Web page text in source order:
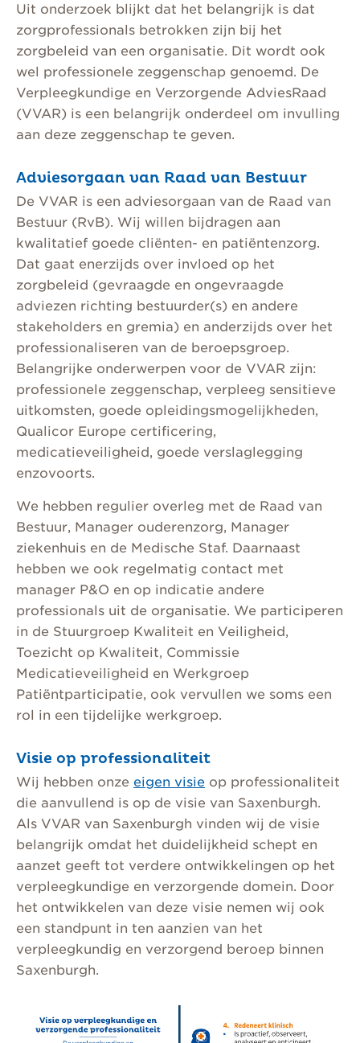
Uit onderzoek blijkt dat het belangrijk is dat
zorgprofessionals betrokken zijn bij het
zorgbeleid van een organisatie. Dit wordt ook
wel professionele zeggenschap genoemd. De
Verpleegkundige en Verzorgende AdviesRaad
(VVAR) is een belangrijk onderdeel om invulling
aan deze zeggenschap te geven.
Adviesorgaan van Raad van Bestuur
De VVAR is een adviesorgaan van de Raad van
Bestuur (RvB). Wij willen bijdragen aan
kwalitatief goede cliënten- en patiëntenzorg.
Dat gaat enerzijds over invloed op het
zorgbeleid (gevraagde en ongevraagde
adviezen richting bestuurder(s) en andere
stakeholders en gremia) en anderzijds over het
professionaliseren van de beroepsgroep.
Belangrijke onderwerpen voor de VVAR zijn:
professionele zeggenschap, verpleeg sensitieve
uitkomsten, goede opleidingsmogelijkheden,
Qualicor Europe certificering,
medicatieveiligheid, goede verslaglegging
enzovoorts.
We hebben regulier overleg met de Raad van
Bestuur, Manager ouderenzorg, Manager
ziekenhuis en de Medische Staf. Daarnaast
hebben we ook regelmatig contact met
manager P&O en op indicatie andere
professionals uit de organisatie. We participeren
in de Stuurgroep Kwaliteit en Veiligheid,
Toezicht op Kwaliteit, Commissie
Medicatieveiligheid en Werkgroep
Patiëntparticipatie, ook vervullen we soms een
rol in een tijdelijke werkgroep.
Visie op professionaliteit
Wij hebben onze eigen visie op professionaliteit
die aanvullend is op de visie van Saxenburgh.
Als VVAR van Saxenburgh vinden wij de visie
belangrijk omdat het duidelijkheid schept en
aanzet geeft tot verdere ontwikkelingen op het
verpleegkundige en verzorgende domein. Door
het ontwikkelen van deze visie nemen wij ook
een standpunt in ten aanzien van het
verpleegkundig en verzorgend beroep binnen
Saxenburgh.